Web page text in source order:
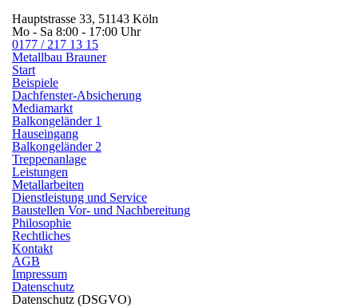
Hauptstrasse 33, 51143 Köln
Mo - Sa 8:00 - 17:00 Uhr
0177 / 217 13 15
Metallbau Brauner
Start
Beispiele
Dachfenster-Absicherung
Mediamarkt
Balkongeländer 1
Hauseingang
Balkongeländer 2
Treppenanlage
Leistungen
Metallarbeiten
Dienstleistung und Service
Baustellen Vor- und Nachbereitung
Philosophie
Rechtliches
Kontakt
AGB
Impressum
Datenschutz
Datenschutz (DSGVO)